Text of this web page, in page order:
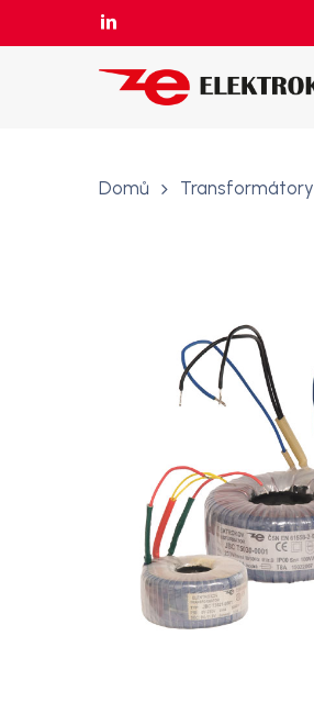
LINKEDIN
Domů Transformátory